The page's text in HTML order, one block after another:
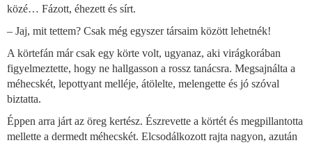
közé… Fázott, éhezett és sírt.
– Jaj, mit tettem? Csak még egyszer társaim között lehetnék!
A körtefán már csak egy körte volt, ugyanaz, aki virágkorában
figyelmeztette, hogy ne hallgasson a rossz tanácsra. Megsajnálta a
méhecskét, lepottyant melléje, átölelte, melengette és jó szóval
biztatta.
Éppen arra járt az öreg kertész. Észrevette a körtét és megpillantotta
mellette a dermedt méhecskét. Elcsodálkozott rajta nagyon, azután